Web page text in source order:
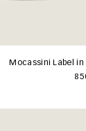
Mocassini Label